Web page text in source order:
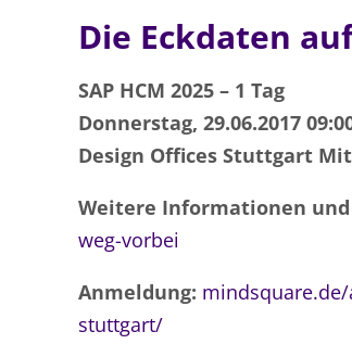
Die Eckdaten
SAP HCM 2025 – 1 Tag
Donnerstag, 29.06.2017
Design Offices Stuttgart
Weitere Informationen und
weg-vorbei
Anmeldung:
stuttgart/